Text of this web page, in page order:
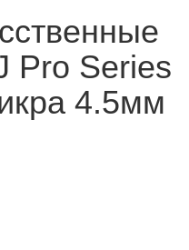
Pro Series
4.5мм